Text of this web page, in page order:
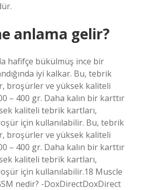
anlama gelir?
hafifçe bükülmüş ince bir
iyi kalkar. Bu, tebrik
broşürler ve yüksek kaliteli
– 400 gr. Daha kalın bir karttır
kaliteli tebrik kartları,
için kullanılabilir. Bu, tebrik
broşürler ve yüksek kaliteli
– 400 gr. Daha kalın bir karttır
kaliteli tebrik kartları,
için kullanılabilir.18 Muscle
nedir? -DoxDirectDoxDirect